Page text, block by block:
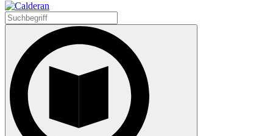
Suchen
nach: